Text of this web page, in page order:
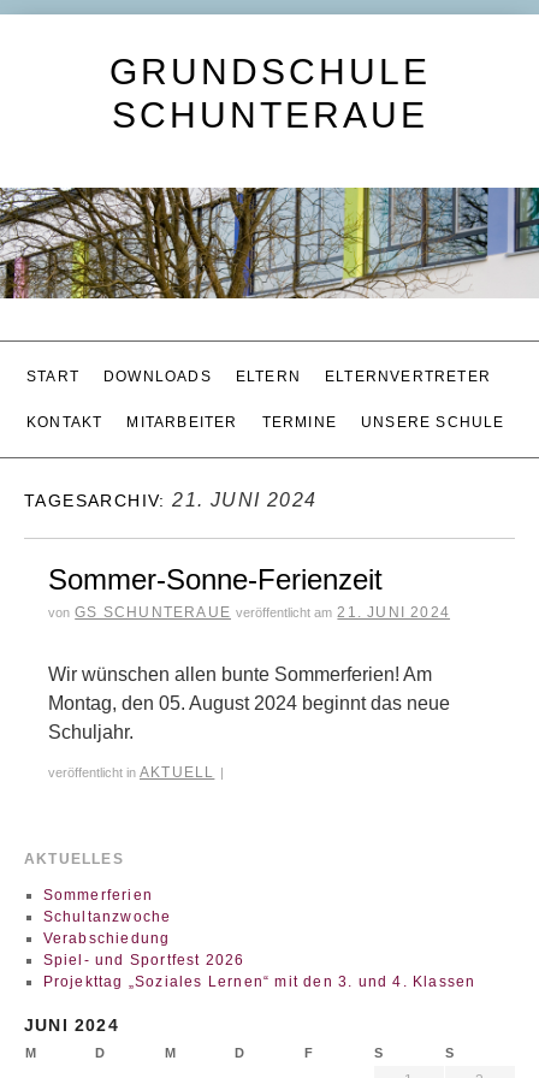
GRUNDSCHULE
SCHUNTERAUE
START DOWNLOADS ELTERN ELTERNVERTRETER
KONTAKT MITARBEITER TERMINE UNSERE SCHULE
TAGESARCHIV:21. JUNI 2024
Sommer-Sonne-Ferienzeit
von GS SCHUNTERAUE veröffentlicht am 21. JUNI 2024
Wir wünschen allen bunte Sommerferien! Am
Montag, den 05. August 2024 beginnt das neue
Schuljahr.
veröffentlicht in AKTUELL
AKTUELLES
Sommerferien
Schultanzwoche
Verabschiedung
Spiel- und Sportfest 2026
Projekttag „Soziales Lernen“ mit den 3. und 4. Klassen
JUNI 2024
M D M D F S S